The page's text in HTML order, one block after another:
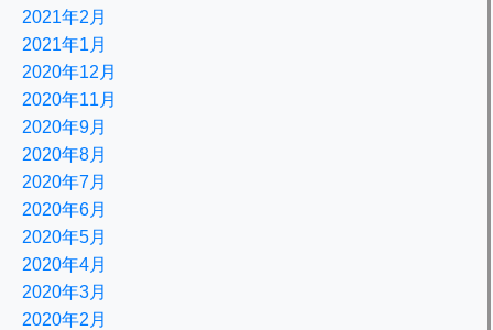
2021年2月
2021年1月
2020年12月
2020年11月
2020年9月
2020年8月
2020年7月
2020年6月
2020年5月
2020年4月
2020年3月
2020年2月